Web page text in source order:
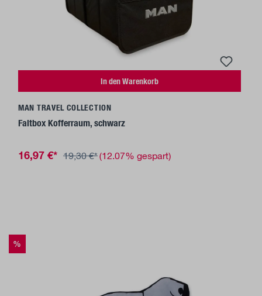
In den Warenkorb
MAN TRAVEL COLLECTION
Faltbox Kofferraum, schwarz
16,97 €* 19,30 €*(12.07% gespart)
%